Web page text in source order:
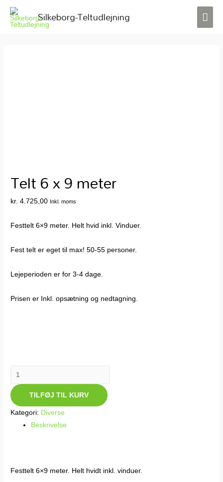
Silkeborg-Teltudlejning
Telt 6 x 9 meter
kr. 4.725,00 Inkl. moms
Festtelt 6×9 meter. Helt hvid inkl. Vinduer.
Fest telt er eget til max! 50-55 personer.
Lejeperioden er for 3-4 dage.
Prisen er Inkl. opsætning og nedtagning.
Telt
x
9
TILFØJ TIL KURV
Kategori: Diverse
Beskrivelse
Festtelt 6×9 meter. Helt hvidt inkl. vinduer.